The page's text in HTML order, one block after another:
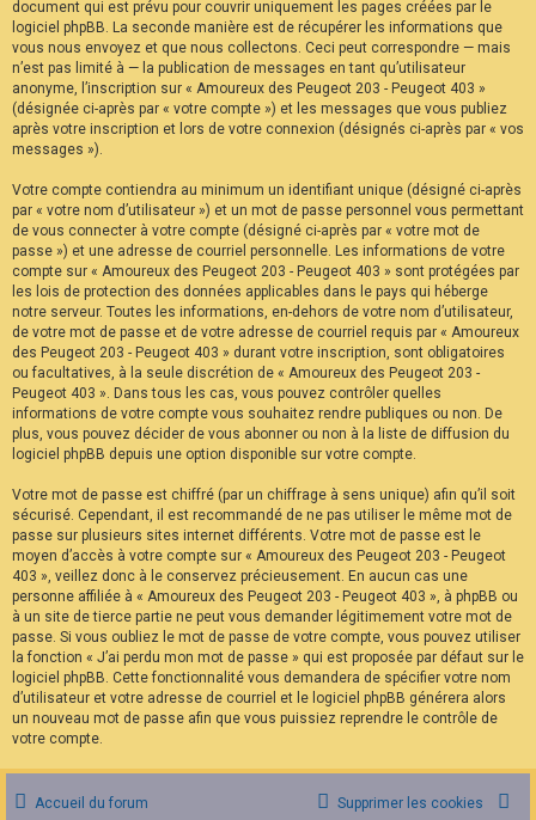
document qui est prévu pour couvrir uniquement les pages créées par le
logiciel phpBB. La seconde manière est de récupérer les informations que
vous nous envoyez et que nous collectons. Ceci peut correspondre — mais
n’est pas limité à — la publication de messages en tant qu’utilisateur
anonyme, l’inscription sur « Amoureux des Peugeot 203 - Peugeot 403 »
(désignée ci-après par « votre compte ») et les messages que vous publiez
après votre inscription et lors de votre connexion (désignés ci-après par « vos
messages »).
Votre compte contiendra au minimum un identifiant unique (désigné ci-après
par « votre nom d’utilisateur ») et un mot de passe personnel vous permettant
de vous connecter à votre compte (désigné ci-après par « votre mot de
passe ») et une adresse de courriel personnelle. Les informations de votre
compte sur « Amoureux des Peugeot 203 - Peugeot 403 » sont protégées par
les lois de protection des données applicables dans le pays qui héberge
notre serveur. Toutes les informations, en-dehors de votre nom d’utilisateur,
de votre mot de passe et de votre adresse de courriel requis par « Amoureux
des Peugeot 203 - Peugeot 403 » durant votre inscription, sont obligatoires
ou facultatives, à la seule discrétion de « Amoureux des Peugeot 203 -
Peugeot 403 ». Dans tous les cas, vous pouvez contrôler quelles
informations de votre compte vous souhaitez rendre publiques ou non. De
plus, vous pouvez décider de vous abonner ou non à la liste de diffusion du
logiciel phpBB depuis une option disponible sur votre compte.
Votre mot de passe est chiffré (par un chiffrage à sens unique) afin qu’il soit
sécurisé. Cependant, il est recommandé de ne pas utiliser le même mot de
passe sur plusieurs sites internet différents. Votre mot de passe est le
moyen d’accès à votre compte sur « Amoureux des Peugeot 203 - Peugeot
403 », veillez donc à le conservez précieusement. En aucun cas une
personne affiliée à « Amoureux des Peugeot 203 - Peugeot 403 », à phpBB ou
à un site de tierce partie ne peut vous demander légitimement votre mot de
passe. Si vous oubliez le mot de passe de votre compte, vous pouvez utiliser
la fonction « J’ai perdu mon mot de passe » qui est proposée par défaut sur le
logiciel phpBB. Cette fonctionnalité vous demandera de spécifier votre nom
d’utilisateur et votre adresse de courriel et le logiciel phpBB générera alors
un nouveau mot de passe afin que vous puissiez reprendre le contrôle de
votre compte.
Accueil du forum Supprimer les cookies